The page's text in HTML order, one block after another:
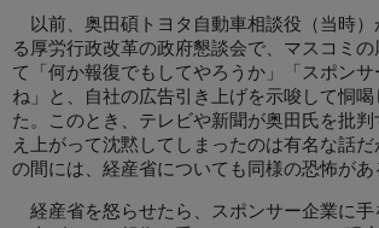
以前、奥田碩トヨタ自動車相談役（当時）
る厚労行政改革の政府懇談会で、マスコミ
て「何か報復でもしてやろうか」「スポン
ね」と、自社の広告引き上げを示唆して恫喝
た。このとき、テレビや新聞が奥田氏を批
え上がって沈黙してしまったのは有名な話
の間には、経産省についても同様の恐怖があ
経産省を怒らせたら、スポンサー企業に手